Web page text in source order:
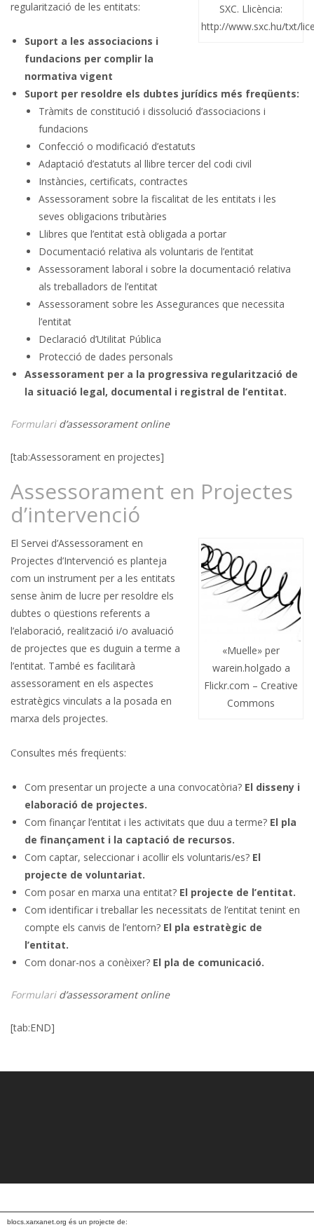
SXC. Llicència:
http://www.sxc.hu/txt/
regularització de les entitats:
Suport a les associacions i
fundacions per complir la
normativa vigent
Suport per resoldre els dubtes jurídics més freqüents:
Tràmits de constitució i dissolució d’associacions i
fundacions
Confecció o modificació d’estatuts
Adaptació d’estatuts al llibre tercer del codi civil
Instàncies, certificats, contractes
Assessorament sobre la fiscalitat de les entitats i les
seves obligacions tributàries
Llibres que l’entitat està obligada a portar
Documentació relativa als voluntaris de l’entitat
Assessorament laboral i sobre la documentació relativa
als treballadors de l’entitat
Assessorament sobre les Assegurances que necessita
l’entitat
Declaració d’Utilitat Pública
Protecció de dades personals
Assessorament per a la progressiva regularització de
la situació legal, documental i registral de l’entitat.
Formularid’assessorament online
[tab:Assessorament en projectes]
Assessorament en Projectes
d’intervenció
«Muelle» per
warein.holgado a
Flickr.com – Creative
Commons
El Servei d’Assessorament en
Projectes d’Intervenció es planteja
com un instrument per a les entitats
sense ànim de lucre per resoldre els
dubtes o qüestions referents a
l’elaboració, realització i/o avaluació
de projectes que es duguin a terme a
l’entitat. També es facilitarà
assessorament en els aspectes
estratègics vinculats a la posada en
marxa dels projectes.
Consultes més freqüents:
Com presentar un projecte a una convocatòria? El disseny i
elaboració de projectes.
Com finançar l’entitat i les activitats que duu a terme? El pla
de finançament i la captació de recursos.
Com captar, seleccionar i acollir els voluntaris/es? El
projecte de voluntariat.
Com posar en marxa una entitat? El projecte de l’entitat.
Com identificar i treballar les necessitats de l’entitat tenint en
compte els canvis de l’entorn? El pla estratègic de
l’entitat.
Com donar-nos a conèixer? El pla de comunicació.
Formularid’assessorament online
[tab:END]
blocs.xarxanet.org és un projecte de: